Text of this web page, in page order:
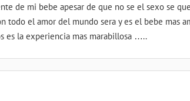
de mi bebe apesar de que no se el sexo se
todo el amor del mundo sera y es el bebe mas
es la experiencia mas marabillosa …..